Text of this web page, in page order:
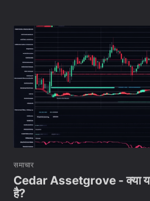
समाचार
Cedar Assetgrove - क्या
है?